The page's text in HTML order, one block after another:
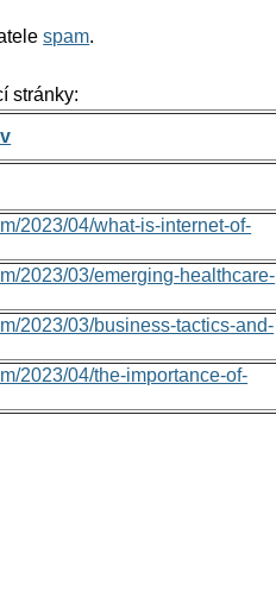
spam.
stránky:
2023/04/what-is-internet-of-
2023/03/emerging-healthcare-
2023/03/business-tactics-and-
2023/04/the-importance-of-